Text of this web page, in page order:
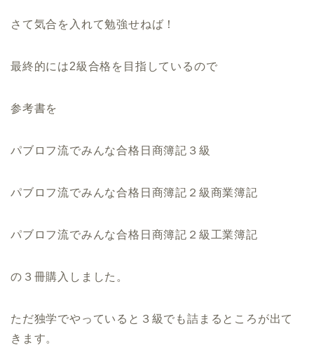
さて気合を入れて勉強せねば！
最終的には2級合格を目指しているので
参考書を
パブロフ流でみんな合格日商簿記３級
パブロフ流でみんな合格日商簿記２級商業簿記
パブロフ流でみんな合格日商簿記２級工業簿記
の３冊購入しました。
ただ独学でやっていると３級でも詰まるところが出て
きます。